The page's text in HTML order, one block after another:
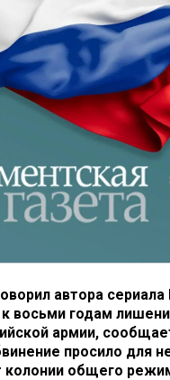
автора сериала
восьми годам
армии,
просило для
колонии общего